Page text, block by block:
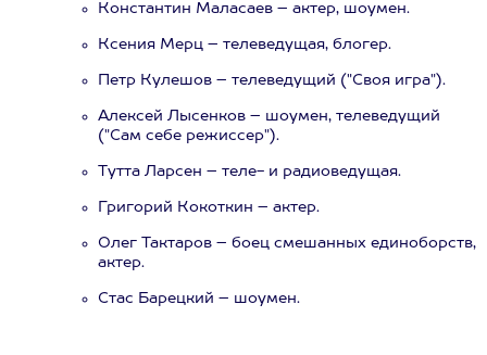
Константин Маласаев – актер, шоумен.
Ксения Мерц – телеведущая, блогер.
Петр Кулешов – телеведущий ("Своя игра").
Алексей Лысенков – шоумен, телеведущий
("Сам себе режиссер").
Тутта Ларсен – теле- и радиоведущая.
Григорий Кокоткин – актер.
Олег Тактаров – боец смешанных единоборств,
актер.
Стас Барецкий – шоумен.